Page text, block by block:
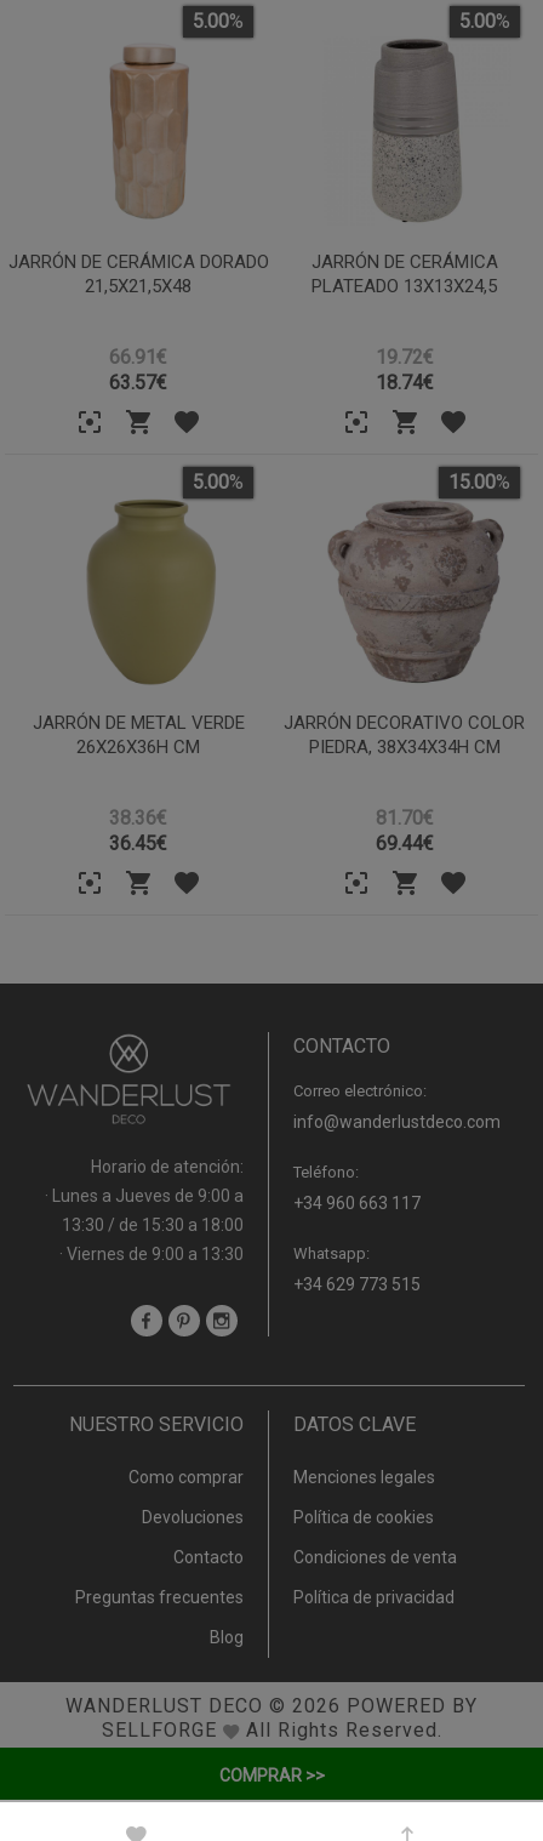
COMPRAR >>
JARRÓN DE CERÁMICA DORADO
21,5X21,5X48
66.91€
5.00%
63.57€
JARRÓN DE CERÁMICA
PLATEADO 13X13X24,5
19.72€
5.00%
18.74€
JARRÓN DE METAL VERDE
26X26X36H CM
38.36€
5.00%
36.45€
JARRÓN DECORATIVO COLOR
PIEDRA, 38X34X34H CM
81.70€
15.00%
69.44€
Horario de atención:
· Lunes a Jueves de 9:00 a
13:30 / de 15:30 a 18:00
· Viernes de 9:00 a 13:30
CONTACTO
Correo electrónico:
info@wanderlustdeco.com
Teléfono:
+34 960 663 117
Whatsapp:
+34 629 773 515
NUESTRO SERVICIO
Como comprar
Devoluciones
Contacto
Preguntas frecuentes
Blog
DATOS CLAVE
Menciones legales
Política de cookies
Condiciones de venta
Política de privacidad
WANDERLUST DECO © 2026 POWERED BY
SELLFORGE
All Rights Reserved.